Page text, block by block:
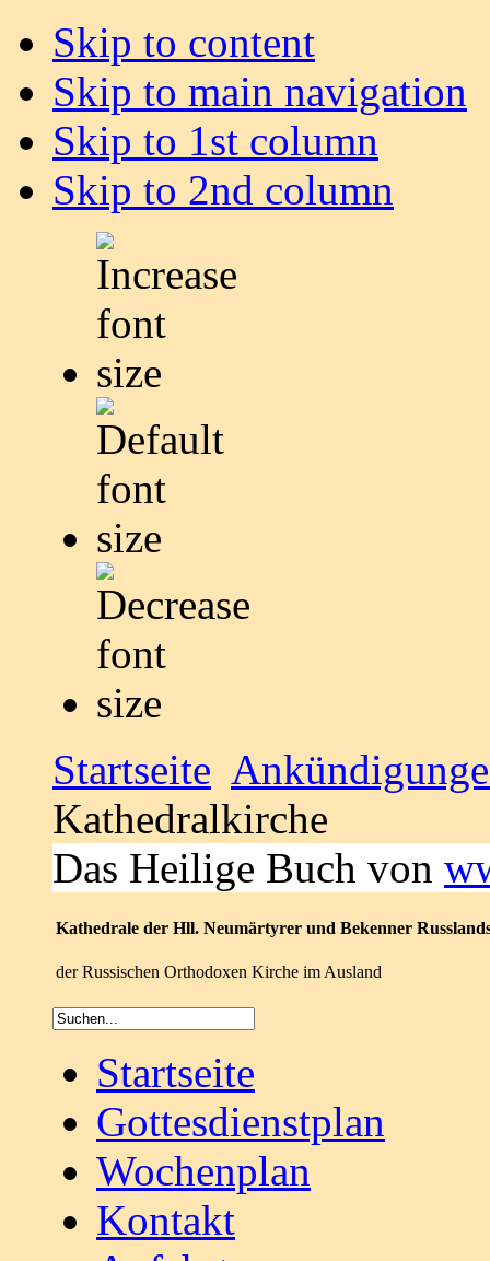
Skip to content
Skip to main navigation
Skip to 1st column
Skip to 2nd column
Startseite
Kathedralkirche
Das Heilige Buch von
Kathedrale der Hll. Neumärtyrer und Bekenner
der Russischen Orthodoxen Kirche im Ausland
Startseite
Gottesdienstplan
Wochenplan
Kontakt